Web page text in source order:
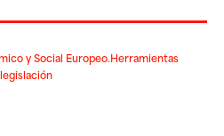
y Social Europeo.Herramientas